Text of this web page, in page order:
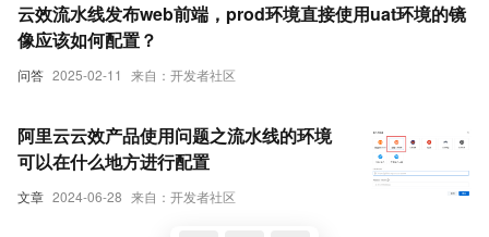
问答 2025-02-11 来自：开发者社区
云效流水线发布web前端，prod环境直接使用uat环境的镜
像应该如何配置？
文章 2024-06-28 来自：开发者社区
阿里云云效产品使用问题之流水线的环境
可以在什么地方进行配置